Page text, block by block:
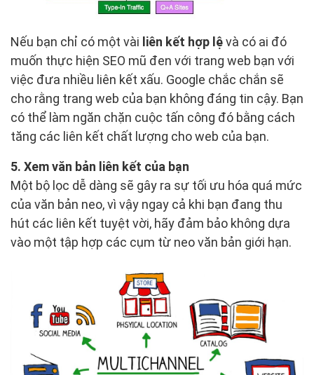
Nếu bạn chỉ có một vài liên kết hợp lệvà có ai đó
muốn thực hiện SEO mũ đen với trang web bạn với
việc đưa nhiều liên kết xấu. Google chắc chắn sẽ
cho rằng trang web của bạn không đáng tin cậy. Bạn
có thể làm ngăn chặn cuộc tấn công đó bằng cách
tăng các liên kết chất lượng cho web của bạn.
5. Xem văn bản liên kết của bạn
Một bộ lọc dễ dàng sẽ gây ra sự tối ưu hóa quá mức
của văn bản neo, vì vậy ngay cả khi bạn đang thu
hút các liên kết tuyệt vời, hãy đảm bảo không dựa
vào một tập hợp các cụm từ neo văn bản giới hạn.